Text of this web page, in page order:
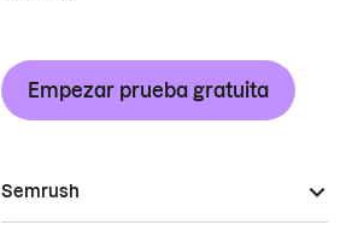
Empezar prueba gratuita
Semrush